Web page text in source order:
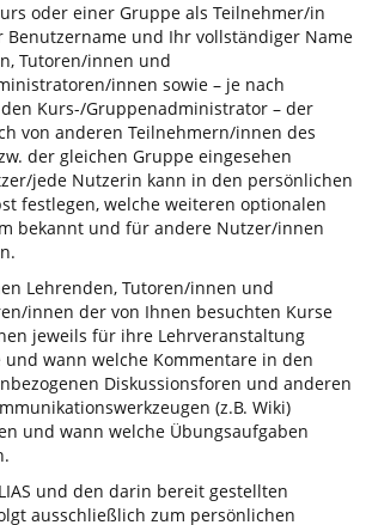
oder einer Gruppe als Teilnehmer/in
Benutzername und Ihr vollständiger Name
Tutoren/innen und
innen sowie – je nach
Kurs-/Gruppenadministrator – der
von anderen Teilnehmern/innen des
der gleichen Gruppe eingesehen
jede Nutzerin kann in den persönlichen
festlegen, welche weiteren optionalen
bekannt und für andere Nutzer/innen
Lehrenden, Tutoren/innen und
innen der von Ihnen besuchten Kurse
jeweils für ihre Lehrveranstaltung
und wann welche Kommentare in den
Diskussionsforen und anderen
(z.B. Wiki)
und wann welche Übungsaufgaben
und den darin bereit gestellten
ausschließlich zum persönlichen